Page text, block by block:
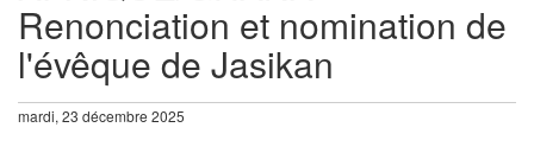
Renonciation et nomination de
l'évêque de Jasikan
mardi, 23 décembre 2025